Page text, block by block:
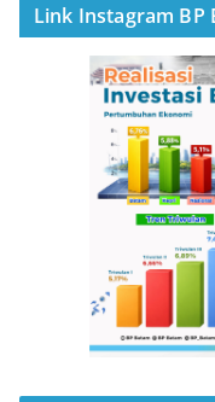
Link Instagram BP